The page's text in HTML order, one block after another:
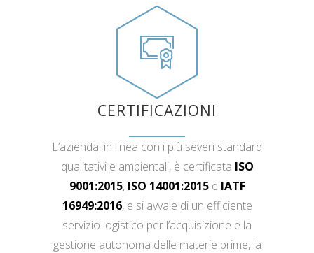
CERTIFICAZIONI
L’azienda, in linea con i più severi standard
qualitativi e ambientali, è certificata ISO
9001:2015, ISO 14001:2015e IATF
16949:2016, e si avvale di un efficiente
servizio logistico per l’acquisizione e la
gestione autonoma delle materie prime, la